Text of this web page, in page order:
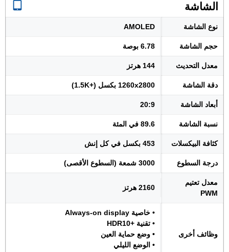
الشاشة
نوع الشاشة AMOLED
حجم الشاشة 6.78 بوصة
معدل التحديث 144 هرتز
دقة الشاشة 1260x2800 بكسل (+1.5K)
أبعاد الشاشة 20:9
نسبة الشاشة 89.6 في المئة
كثافة البيكسلات 453 بكسل في كل إنش
درجة السطوع 3000 شمعة (السطوع الأقصى)
معدل تعتيم
PWM
2160 هرتز
وظائف أخرى
• خاصية Always-on display
• تقنية +HDR10
• وضع حماية العين
• الوضع الليلي